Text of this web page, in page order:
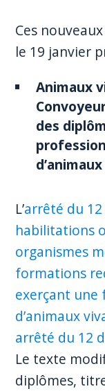
Ces
le 19 janvier
Animaux
des
L’arrêté du
habilitations
organismes
formations
exerçant une
d’animaux
arrêté du 12
Le texte
diplômes,